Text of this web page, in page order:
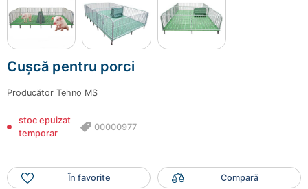
Cușcă pentru porci
Producător Tehno MS
stoc epuizat
temporar
00000977
În favorite Compară